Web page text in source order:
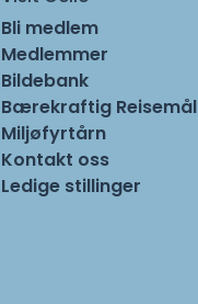
Bli medlem
Medlemmer
Bildebank
Bærekraftig Reisemål
Miljøfyrtårn
Kontakt oss
Ledige stillinger